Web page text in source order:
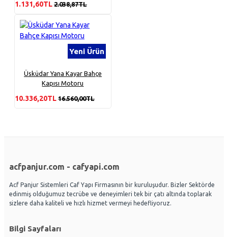
1.131,60TL 2.038,87TL
Yeni Ürün
Üsküdar Yana Kayar Bahçe
Kapısı Motoru
10.336,20TL 16.560,00TL
acfpanjur.com - cafyapi.com
Acf Panjur Sistemleri Caf Yapı Firmasının bir kuruluşudur. Bizler Sektörde
edinmiş olduğumuz tecrübe ve deneyimleri tek bir çatı altında toplarak
sizlere daha kaliteli ve hızlı hizmet vermeyi hedefliyoruz.
Bilgi Sayfaları